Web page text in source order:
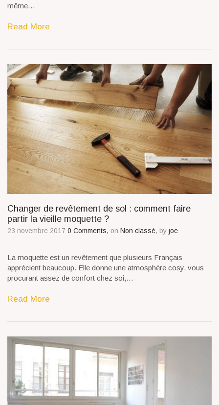
même…
Read More
Changer de revêtement de sol : comment faire
partir la vieille moquette ?
23 novembre 2017 0 Comments, on Non classé, by joe
La moquette est un revêtement que plusieurs Français
apprécient beaucoup. Elle donne une atmosphère cosy, vous
procurant assez de confort chez soi,…
Read More